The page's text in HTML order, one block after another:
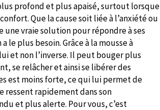
profond et plus apaisé, surtout lorsque
Que la cause soit liée à l’anxiété ou
vraie solution pour répondre à ses
le plus besoin. Grâce à la mousse à
et non l’inverse. Il peut bouger plus
se relâcher et ainsi se libérer des
est moins forte, ce qui lui permet de
ressent rapidement dans son
et plus alerte. Pour vous, c’est